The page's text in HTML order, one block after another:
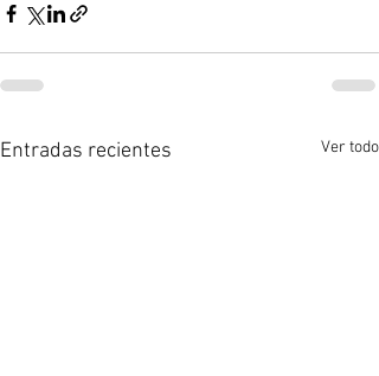
Entradas recientes Ver todo